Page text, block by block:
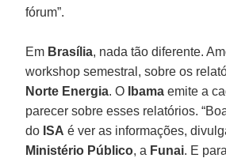
fórum”.
Em Brasília, nada tão diferente.
workshop semestral, sobre os
Norte Energia. O Ibama emite a
parecer sobre esses relatórios.
do ISA é ver as informações,
Ministério Público, a Funai. E